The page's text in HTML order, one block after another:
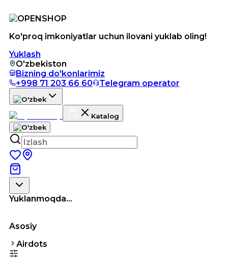
Ko'proq imkoniyatlar uchun ilovani yuklab oling!
Yuklash
O'zbekiston
Bizning do'konlarimiz
+998 71 203 66 60
Telegram operator
Katalog
Yuklanmoqda...
Asosiy
Аirdots